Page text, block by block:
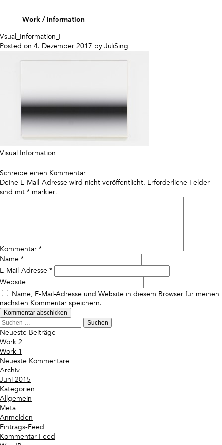
contentWork
Information
Vsual_Information_I
Posted on 4. Dezember 2017 by JuliSing
Beitragsnavigation
Visual Information
Schreibe einen Kommentar
Deine E-Mail-Adresse wird nicht veröffentlicht. Erforderliche Felder
sind mit * markiert
Kommentar *
Name *
E-Mail-Adresse *
Website
Name, E-Mail-Adresse und Website in diesem Browser für meinen
nächsten Kommentar speichern.
Suchen
nach:
Neueste Beiträge
Work 2
Work 1
Neueste Kommentare
Archiv
Juni 2015
Kategorien
Allgemein
Meta
Anmelden
Eintrags-Feed
Kommentar-Feed